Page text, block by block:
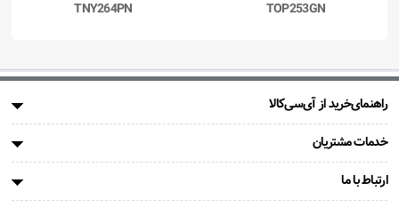
راهنمای‌خرید از آی‌سی‌کالا
خدمات مشتریان
ارتباط با ما